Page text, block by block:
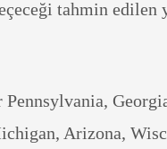
tahmin edilen
Pennsylvania,
Arizona,